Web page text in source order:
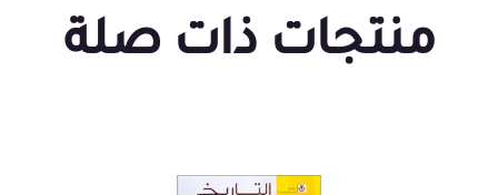
منتجات ذات صلة